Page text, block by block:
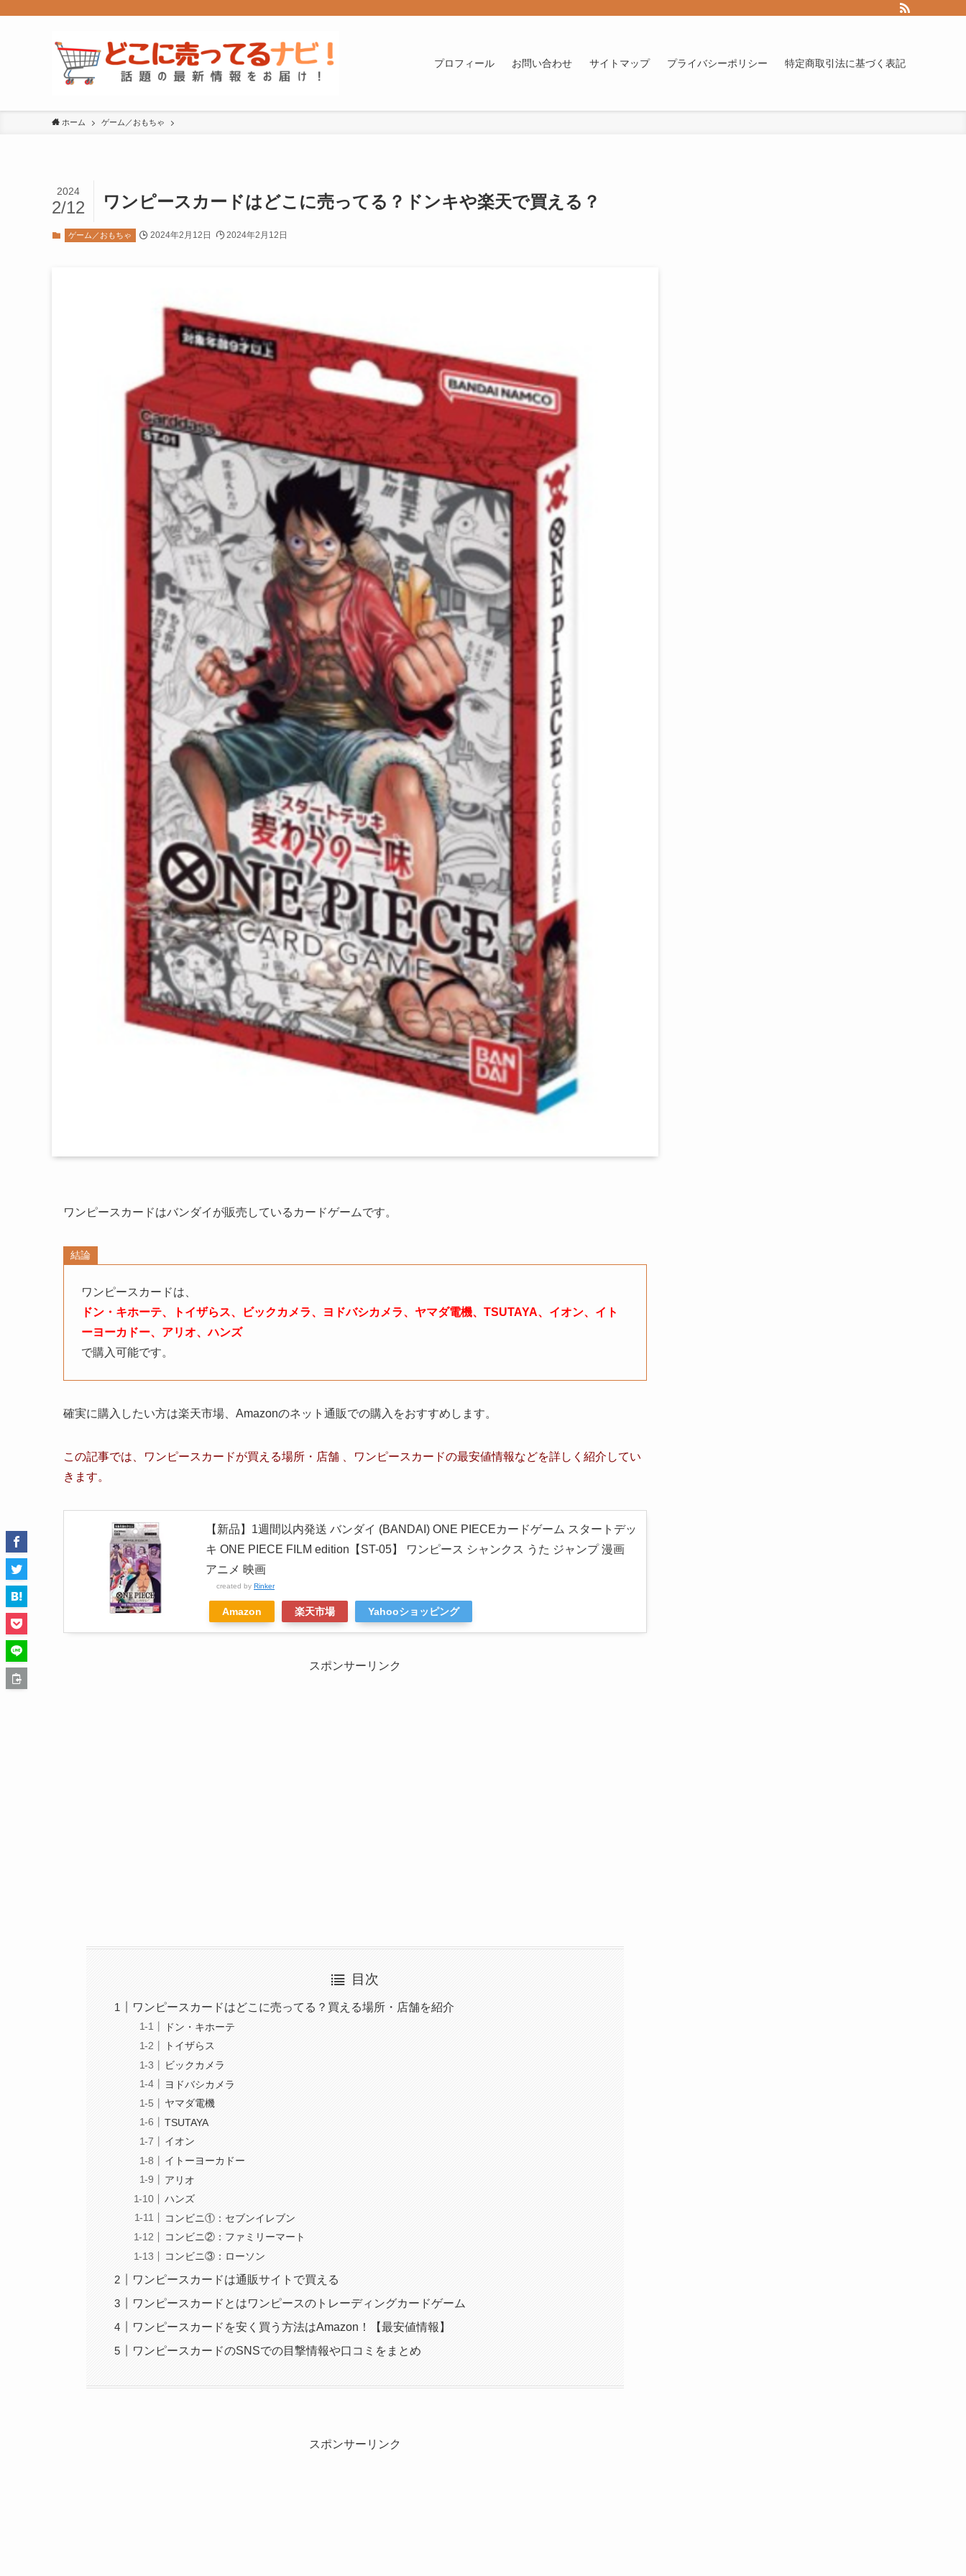
プロフィール お問い合わせ サイトマップ プライバシーポリシー 特定商取引法に基づく表記
ホーム ゲーム／おもちゃ
ワンピースカードはどこに売ってる？ドンキや楽天で買える？
2024
2/12
ゲーム／おもちゃ 2024年2月12日 2024年2月12日
ワンピースカードはバンダイが販売しているカードゲームです。
結論
ワンピースカードは、
ドン・キホーテ、トイザらス、ビックカメラ、ヨドバシカメラ、ヤマダ電機、TSUTAYA、イオン、イト
ーヨーカドー、アリオ、ハンズ
で購入可能です。
確実に購入したい方は楽天市場、Amazonのネット通販での購入をおすすめします。
この記事では、ワンピースカードが買える場所・店舗 、ワンピースカードの最安値情報などを詳しく紹介してい
きます。
【新品】1週間以内発送 バンダイ (BANDAI) ONE PIECEカードゲーム スタートデッ
キ ONE PIECE FILM edition【ST-05】 ワンピース シャンクス うた ジャンプ 漫画
アニメ 映画
created by Rinker
Amazon 楽天市場 Yahooショッピング
スポンサーリンク
目次
ワンピースカードはどこに売ってる？買える場所・店舗を紹介
ドン・キホーテ
トイザらス
ビックカメラ
ヨドバシカメラ
ヤマダ電機
TSUTAYA
イオン
イトーヨーカドー
アリオ
ハンズ
コンビニ①：セブンイレブン
コンビニ②：ファミリーマート
コンビニ③：ローソン
ワンピースカードは通販サイトで買える
ワンピースカードとはワンピースのトレーディングカードゲーム
ワンピースカードを安く買う方法はAmazon！【最安値情報】
ワンピースカードのSNSでの目撃情報や口コミをまとめ
スポンサーリンク